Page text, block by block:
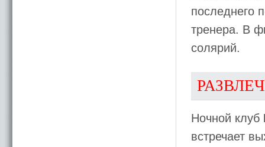
последнего
тренера. В
солярий.
Ночной клуб
встречает